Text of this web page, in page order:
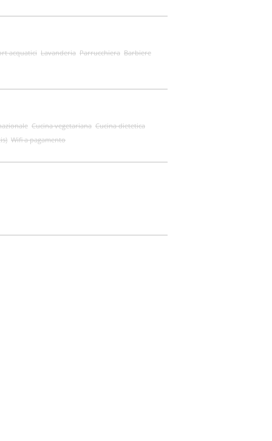
acquatici Lavanderia Parrucchiera Barbiere
Cucina vegetariana Cucina dietetica
Wifi a pagamento